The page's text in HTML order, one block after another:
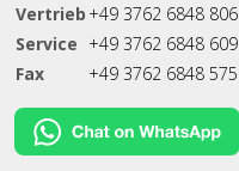
Vertrieb +49 3762 6848 806
Service +49 3762 6848 609
Fax
+49 3762 6848 575